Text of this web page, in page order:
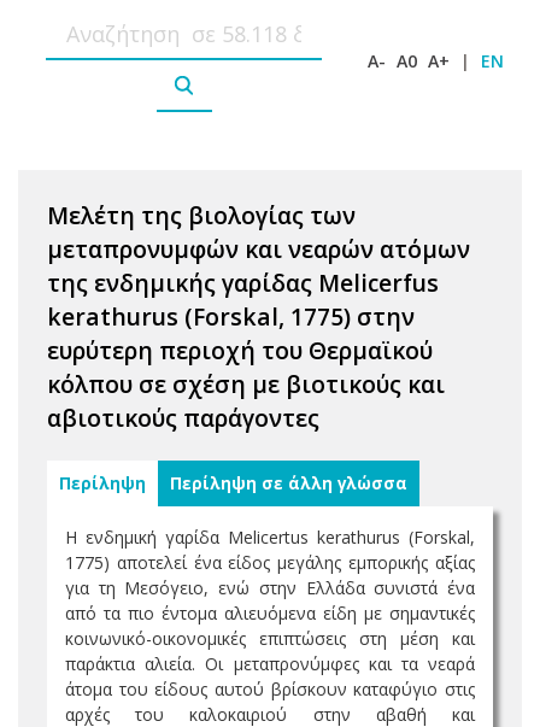
A- A0 A+ | EN
Μελέτη της βιολογίας των
μεταπρονυμφών και νεαρών ατόμων
της ενδημικής γαρίδας Melicerfus
kerathurus (Forskal, 1775) στην
ευρύτερη περιοχή του Θερμαϊκού
κόλπου σε σχέση με βιοτικούς και
αβιοτικούς παράγοντες
Περίληψη Περίληψη σε άλλη γλώσσα
Η ενδημική γαρίδα Melicertus kerathurus (Forskal,
1775) αποτελεί ένα είδος μεγάλης εμπορικής αξίας
για τη Μεσόγειο, ενώ στην Ελλάδα συνιστά ένα
από τα πιο έντομα αλιευόμενα είδη με σημαντικές
κοινωνικό-οικονομικές επιπτώσεις στη μέση και
παράκτια αλιεία. Οι μεταπρονύμφες και τα νεαρά
άτομα του είδους αυτού βρίσκουν καταφύγιο στις
αρχές του καλοκαιριού στην αβαθή και